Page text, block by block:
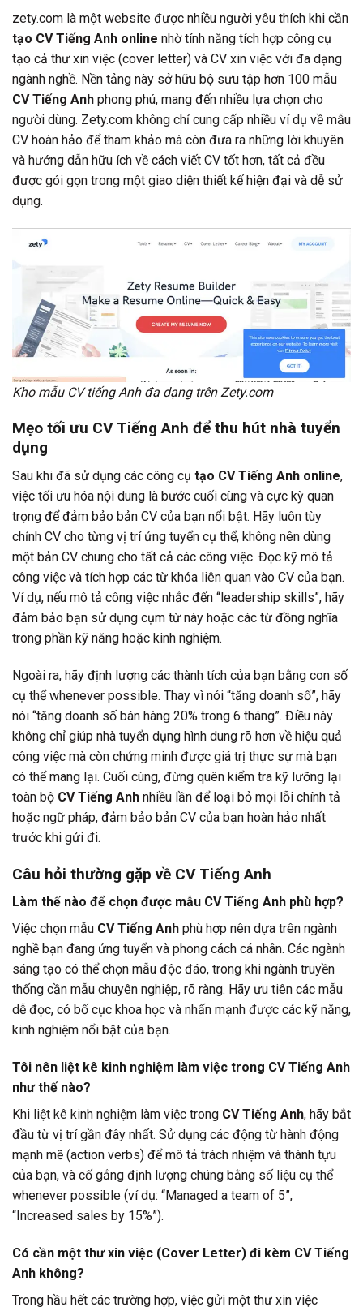
zety.com là một website được nhiều người yêu thích khi cần
tạo CV Tiếng Anh online nhờ tính năng tích hợp công cụ
tạo cả thư xin việc (cover letter) và CV xin việc với đa dạng
ngành nghề. Nền tảng này sở hữu bộ sưu tập hơn 100 mẫu
CV Tiếng Anh phong phú, mang đến nhiều lựa chọn cho
người dùng. Zety.com không chỉ cung cấp nhiều ví dụ về mẫu
CV hoàn hảo để tham khảo mà còn đưa ra những lời khuyên
và hướng dẫn hữu ích về cách viết CV tốt hơn, tất cả đều
được gói gọn trong một giao diện thiết kế hiện đại và dễ sử
dụng.
Kho mẫu CV tiếng Anh đa dạng trên Zety.com
Mẹo tối ưu CV Tiếng Anh để thu hút nhà tuyển
dụng
Sau khi đã sử dụng các công cụ tạo CV Tiếng Anh online,
việc tối ưu hóa nội dung là bước cuối cùng và cực kỳ quan
trọng để đảm bảo bản CV của bạn nổi bật. Hãy luôn tùy
chỉnh CV cho từng vị trí ứng tuyển cụ thể, không nên dùng
một bản CV chung cho tất cả các công việc. Đọc kỹ mô tả
công việc và tích hợp các từ khóa liên quan vào CV của bạn.
Ví dụ, nếu mô tả công việc nhắc đến “leadership skills”, hãy
đảm bảo bạn sử dụng cụm từ này hoặc các từ đồng nghĩa
trong phần kỹ năng hoặc kinh nghiệm.
Ngoài ra, hãy định lượng các thành tích của bạn bằng con số
cụ thể whenever possible. Thay vì nói “tăng doanh số”, hãy
nói “tăng doanh số bán hàng 20% trong 6 tháng”. Điều này
không chỉ giúp nhà tuyển dụng hình dung rõ hơn về hiệu quả
công việc mà còn chứng minh được giá trị thực sự mà bạn
có thể mang lại. Cuối cùng, đừng quên kiểm tra kỹ lưỡng lại
toàn bộ CV Tiếng Anh nhiều lần để loại bỏ mọi lỗi chính tả
hoặc ngữ pháp, đảm bảo bản CV của bạn hoàn hảo nhất
trước khi gửi đi.
Câu hỏi thường gặp về CV Tiếng Anh
Làm thế nào để chọn được mẫu CV Tiếng Anh phù hợp?
Việc chọn mẫu CV Tiếng Anh phù hợp nên dựa trên ngành
nghề bạn đang ứng tuyển và phong cách cá nhân. Các ngành
sáng tạo có thể chọn mẫu độc đáo, trong khi ngành truyền
thống cần mẫu chuyên nghiệp, rõ ràng. Hãy ưu tiên các mẫu
dễ đọc, có bố cục khoa học và nhấn mạnh được các kỹ năng,
kinh nghiệm nổi bật của bạn.
Tôi nên liệt kê kinh nghiệm làm việc trong CV Tiếng Anh
như thế nào?
Khi liệt kê kinh nghiệm làm việc trong CV Tiếng Anh, hãy bắt
đầu từ vị trí gần đây nhất. Sử dụng các động từ hành động
mạnh mẽ (action verbs) để mô tả trách nhiệm và thành tựu
của bạn, và cố gắng định lượng chúng bằng số liệu cụ thể
whenever possible (ví dụ: “Managed a team of 5”,
“Increased sales by 15%”).
Có cần một thư xin việc (Cover Letter) đi kèm CV Tiếng
Anh không?
Trong hầu hết các trường hợp, việc gửi một thư xin việc